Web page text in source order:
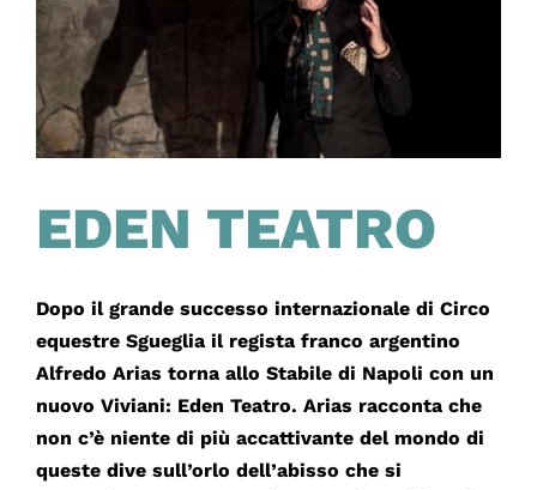
EDEN TEATRO
Dopo il grande successo internazionale di Circo
equestre Sgueglia il regista franco argentino
Alfredo Arias torna allo Stabile di Napoli con un
nuovo Viviani: Eden Teatro. Arias racconta che
non c’è niente di più accattivante del mondo di
queste dive sull’orlo dell’abisso che si